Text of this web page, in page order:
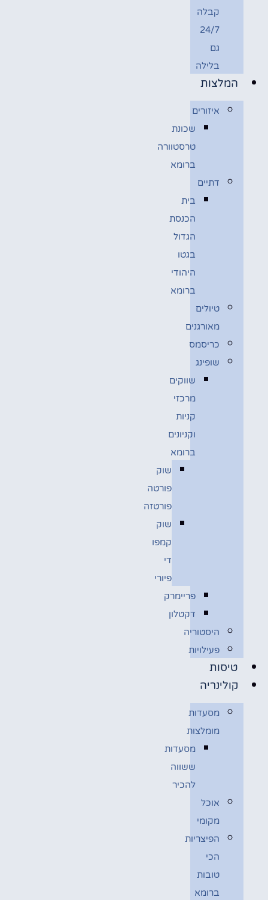
קבלה
24/7
גם
בלילה
המלצות
איזורים
שכונת
טרסטוורה
ברומא
דתיים
בית
הכנסת
הגדול
בגטו
היהודי
ברומא
טיולים
מאורגנים
כריסמס
שופינג
שווקים
מרכזי
קניות
וקניונים
ברומא
שוק
פורטה
פורטזה
שוק
קמפו
די
פיורי
פריימרק
דקטלון
היסטוריה
פעילויות
טיסות
קולינריה
מסעדות
מומלצות
מסעדות
ששווה
להכיר
אוכל
מקומי
הפיצריות
הכי
טובות
ברומא